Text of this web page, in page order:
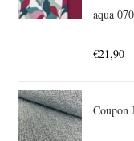
aqua
€21,90
Coupon